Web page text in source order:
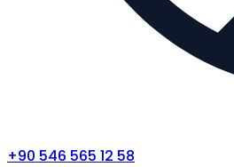
+90 546 565 12 58